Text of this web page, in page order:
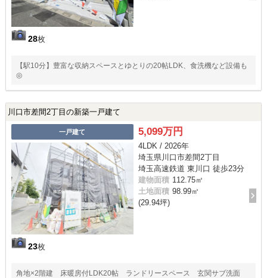
28枚
【駅10分】豊富な収納スペースとゆとりの20帖LDK、食洗機など設備も
◎
川口市差間2丁目の新築一戸建て
一戸建て
23枚
5,099万円
4LDK / 2026年
埼玉県川口市差間2丁目
埼玉高速鉄道 東川口 徒歩23分
建物面積 112.75㎡
土地面積 98.99㎡
(29.94坪)
角地×2階建 床暖房付LDK20帖 ランドリースペース 玄関サブ洗面